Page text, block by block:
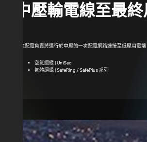
中壓輸電線至最
二次配電負責將運行於中壓的一次配電網路連接至低壓用
空氣絕緣 | UniSec
氣體絕緣 | SafeRing / SafePlus 系列